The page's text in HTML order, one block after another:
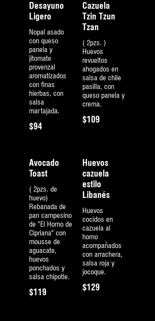
Desayuno
Ligero
Nopal asado
con queso
panela y
jitomate
provenzal
aromatizados
con finas
hierbas, con
salsa
martajada.
$94
Cazuela
Tzin Tzun
Tzan
( 2pzs. )
Huevos
revueltos
ahogados en
salsa de chile
pasilla, con
queso panela y
crema.
$109
Avocado
Toast
( 2pzs. de
huevo)
Rebanada de
pan campesino
de "El Horno de
Cipriana" con
mousse de
aguacate,
huevos
ponchados y
salsa chipotle.
$119
Huevos
cazuela
estilo
Libanés
Huevos
cocidos en
cazuela al
horno
acompañados
con arrachera,
salsa roja y
jocoque.
$129